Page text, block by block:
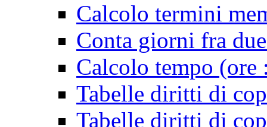
Calcolo termini
Conta giorni fra
Calcolo tempo
Tabelle diritti di
Tabelle diritti di